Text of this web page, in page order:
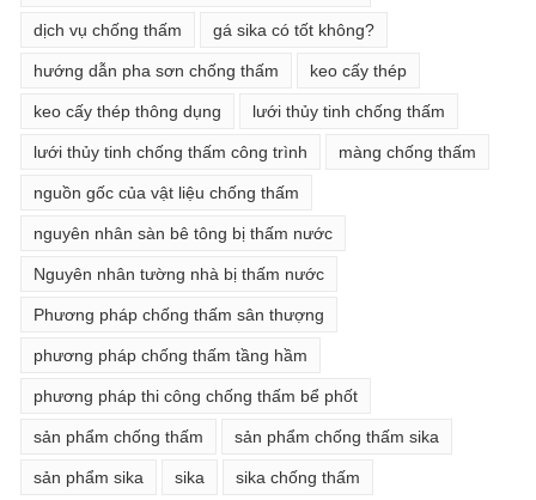
dịch vụ chống thấm gá sika có tốt không?
hướng dẫn pha sơn chống thấm keo cấy thép
keo cấy thép thông dụng lưới thủy tinh chống thấm
lưới thủy tinh chống thấm công trình màng chống thấm
nguồn gốc của vật liệu chống thấm
nguyên nhân sàn bê tông bị thấm nước
Nguyên nhân tường nhà bị thấm nước
Phương pháp chống thấm sân thượng
phương pháp chống thấm tầng hầm
phương pháp thi công chống thấm bể phốt
sản phẩm chống thấm sản phẩm chống thấm sika
sản phẩm sika sika sika chống thấm